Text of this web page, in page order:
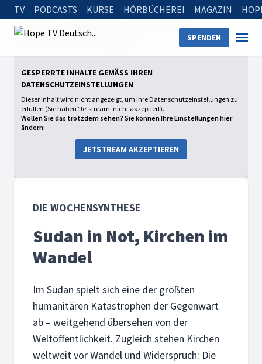
TV PODCASTS KURSE HÖRBÜCHEREI MAGAZIN
SPENDEN
Startseite
Die Wochensynthese
Sudan in Not, Kirchen im Wandel
GESPERRTE INHALTE GEMÄSS IHREN D
ATENSCHUTZEINSTELLUNGEN
Dieser Inhalt wird nicht angezeigt, um Ihre Datenschutzeinstellungen zu
erfüllen (Sie haben 'Jetstream' nicht akzeptiert).
Wollen Sie das trotzdem sehen? Sie können Ihre Einstellungen hier
ändern:
JETSTREAM AKZEPTIEREN
DIE WOCHENSYNTHESE
Sudan in Not, Kirchen im
Wandel
Im Sudan spielt sich eine der größten
humanitären Katastrophen der Gegenwart
ab – weitgehend übersehen von der
Weltöffentlichkeit. Zugleich stehen Kirchen
weltweit vor Wandel und Widerspruch: Die